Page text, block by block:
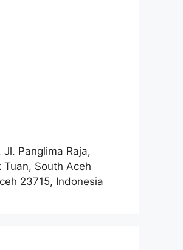
Jl. Panglima Raja,
Tuan, South Aceh
23715, Indonesia